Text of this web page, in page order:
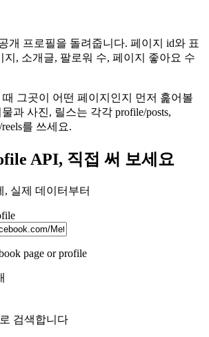
개 프로필을 돌려줍니다. 페이지 id와 표
지, 소개글, 팔로워 수, 페이지 좋아요 수
그곳이 어떤 페이지인지 먼저 훑어볼
과 사진, 릴스는 각각 profile/posts,
를 쓰세요.
API, 직접 써 보세요
, 실제 데이터부터
page or profile
검색합니다